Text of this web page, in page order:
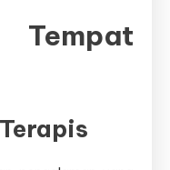
Tempat